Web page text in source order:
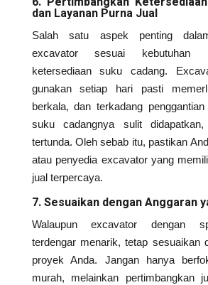
dan Layanan Purna Jual
Salah satu aspek penting
excavator sesuai kebutuhan
ketersediaan suku cadang.
gunakan setiap hari pasti
berkala, dan terkadang
suku cadangnya sulit
tertunda. Oleh sebab itu, pastikan
atau penyedia excavator yang
jual terpercaya.
7. Sesuaikan dengan Anggaran
Walaupun excavator dengan
terdengar menarik, tetap sesuaikan
proyek Anda. Jangan hanya
murah, melainkan pertimbangkan